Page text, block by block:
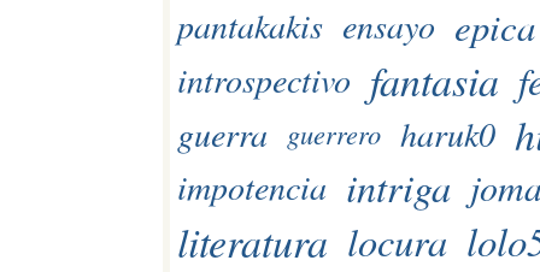
pantakakis ensayo epica
introspectivo fantasia
guerra guerrero haruk0
impotencia intriga
literatura locura